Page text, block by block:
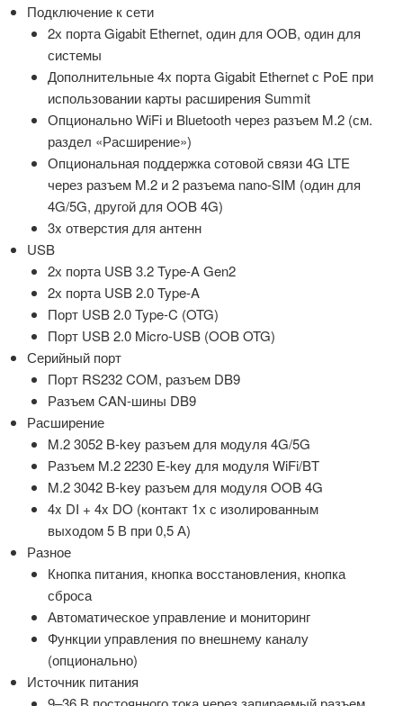
Подключение к сети
2х порта Gigabit Ethernet, один для OOB, один для
системы
Дополнительные 4х порта Gigabit Ethernet с PoE при
использовании карты расширения Summit
Опционально WiFi и Bluetooth через разъем M.2 (см.
раздел «Расширение»)
Опциональная поддержка сотовой связи 4G LTE
через разъем M.2 и 2 разъема nano-SIM (один для
4G/5G, другой для OOB 4G)
3x отверстия для антенн
USB
2х порта USB 3.2 Type-A Gen2
2х порта USB 2.0 Type-A
Порт USB 2.0 Type-C (OTG)
Порт USB 2.0 Micro-USB (OOB OTG)
Серийный порт
Порт RS232 COM, разъем DB9
Разъем CAN-шины DB9
Расширение
M.2 3052 B-key разъем для модуля 4G/5G
Разъем M.2 2230 E-key для модуля WiFi/BT
M.2 3042 B-key разъем для модуля OOB 4G
4x DI + 4x DO (контакт 1х с изолированным
выходом 5 В при 0,5 А)
Разное
Кнопка питания, кнопка восстановления, кнопка
сброса
Автоматическое управление и мониторинг
Функции управления по внешнему каналу
(опционально)
Источник питания